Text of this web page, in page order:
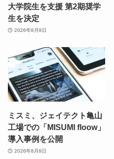
大学院生を支援 第2期奨学
生を決定
2026年8月8日
ミスミ、ジェイテクト亀山
工場での「MISUMI floow」
導入事例を公開
2026年8月8日